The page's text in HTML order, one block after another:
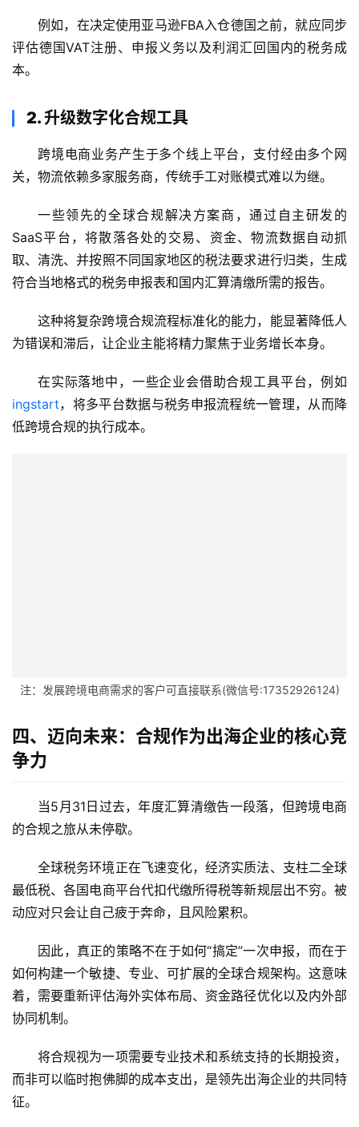
境
讯
外
公
海
外
开
户
支
付
例如，在决定使用亚马逊FBA入仓德国之前，就应同步
评估德国VAT注册、申报义务以及利润汇回国内的税务成
本。
2. 升级数字化合规工具
跨境电商业务产生于多个线上平台，支付经由多个网
关，物流依赖多家服务商，传统手工对账模式难以为继。
一些领先的全球合规解决方案商，通过自主研发的
SaaS平台，将散落各处的交易、资金、物流数据自动抓
取、清洗、并按照不同国家地区的税法要求进行归类，生成
符合当地格式的税务申报表和国内汇算清缴所需的报告。
这种将复杂跨境合规流程标准化的能力，能显著降低人
为错误和滞后，让企业主能将精力聚焦于业务增长本身。
ingstart，将多平台数据与税务申报流程统一管理，从而降
低跨境合规的执行成本。
注：发展跨境电商需求的客户可直接联系(微信号:17352926124)
四、迈向未来：合规作为出海企业的核心竞
争力
当5月31日过去，年度汇算清缴告一段落，但跨境电商
的合规之旅从未停歇。
全球税务环境正在飞速变化，经济实质法、支柱二全球
最低税、各国电商平台代扣代缴所得税等新规层出不穷。被
动应对只会让自己疲于奔命，且风险累积。
因此，真正的策略不在于如何“搞定”一次申报，而在于
如何构建一个敏捷、专业、可扩展的全球合规架构。这意味
着，需要重新评估海外实体布局、资金路径优化以及内外部
协同机制。
将合规视为一项需要专业技术和系统支持的长期投资，
而非可以临时抱佛脚的成本支出，是领先出海企业的共同特
征。